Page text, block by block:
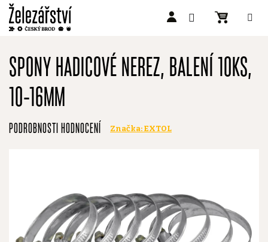
obsah
SPONY HADICOVÉ NEREZ, BALENÍ 10KS,
10-16MM
Průměrné
hodnocení
hvězdiček.
PODROBNOSTI HODNOCENÍ Značka: EXTOL